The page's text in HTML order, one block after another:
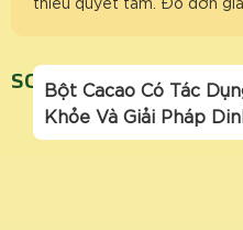
SONGKHOEMAYNGAY
Bột Cacao Có Tác
Khỏe Và Giải Pháp